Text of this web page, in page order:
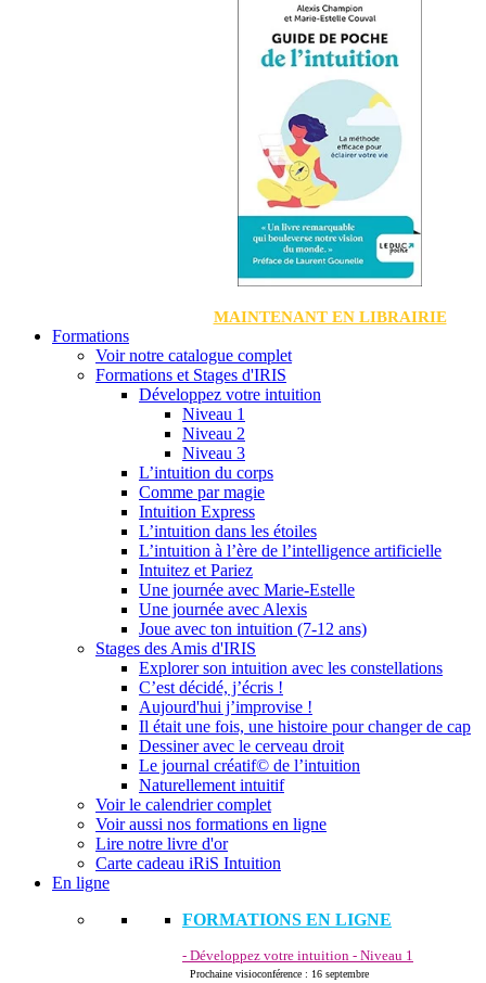
MAINTENANT EN LIBRAIRIE
Formations
Voir notre catalogue complet
Formations et Stages d'IRIS
Développez votre intuition
Niveau 1
Niveau 2
Niveau 3
L’intuition du corps
Comme par magie
Intuition Express
L’intuition dans les étoiles
L’intuition à l’ère de l’intelligence artificielle
Intuitez et Pariez
Une journée avec Marie-Estelle
Une journée avec Alexis
Joue avec ton intuition (7-12 ans)
Stages des Amis d'IRIS
Explorer son intuition avec les constellations
C’est décidé, j’écris !
Aujourd'hui j’improvise !
Il était une fois, une histoire pour changer de cap
Dessiner avec le cerveau droit
Le journal créatif© de l’intuition
Naturellement intuitif
Voir le calendrier complet
Voir aussi nos formations en ligne
Lire notre livre d'or
Carte cadeau iRiS Intuition
En ligne
FORMATIONS EN LIGNE
- Développez votre intuition - Niveau 1
Prochaine visioconférence : 16 septembre